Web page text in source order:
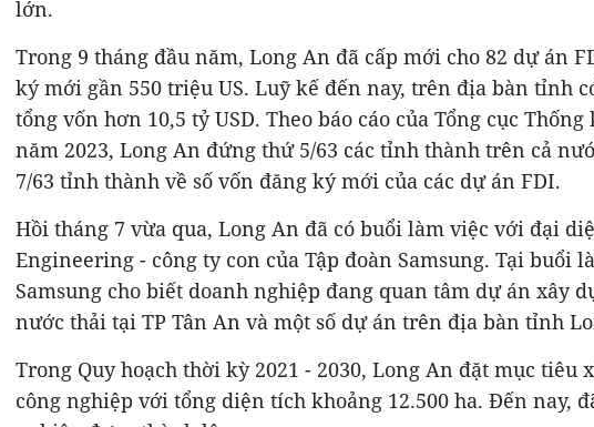
lớn.
Trong 9 tháng đầu năm, Long An đã cấp mới cho 82 dự án
ký mới gần 550 triệu US. Luỹ kế đến nay, trên địa bàn tỉnh
tổng vốn hơn 10,5 tỷ USD. Theo báo cáo của Tổng cục
năm 2023, Long An đứng thứ 5/63 các tỉnh thành trên cả
7/63 tỉnh thành về số vốn đăng ký mới của các dự án FDI.
Hồi tháng 7 vừa qua, Long An đã có buổi làm việc với đại
Engineering - công ty con của Tập đoàn Samsung. Tại buổi
Samsung cho biết doanh nghiệp đang quan tâm dự án xây
nước thải tại TP Tân An và một số dự án trên địa bàn tỉnh
Trong Quy hoạch thời kỳ 2021 - 2030, Long An đặt mục tiêu
công nghiệp với tổng diện tích khoảng 12.500 ha. Đến nay,